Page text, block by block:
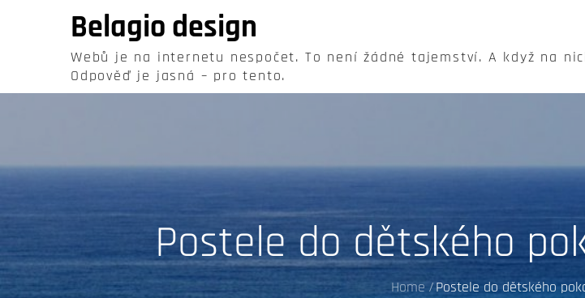
Belagio design
Webů je na internetu nespočet. To není žádné tajemství. A když na
Odpověď je jasná – pro tento.
Postele do dětského
Home Postele do dětského